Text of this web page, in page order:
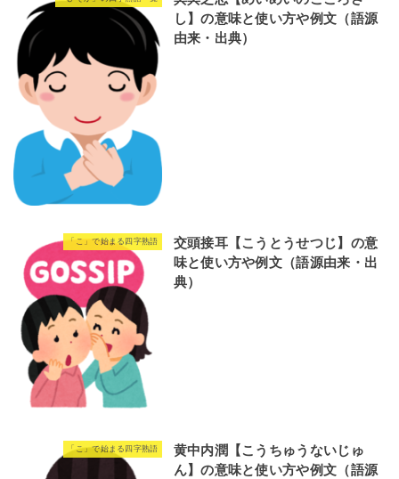
し】の意味と使い方や例文（語源
由来・出典）
「こ」で始まる四字熟語
交頭接耳【こうとうせつじ】の意
味と使い方や例文（語源由来・出
典）
「こ」で始まる四字熟語
黄中内潤【こうちゅうないじゅ
ん】の意味と使い方や例文（語源